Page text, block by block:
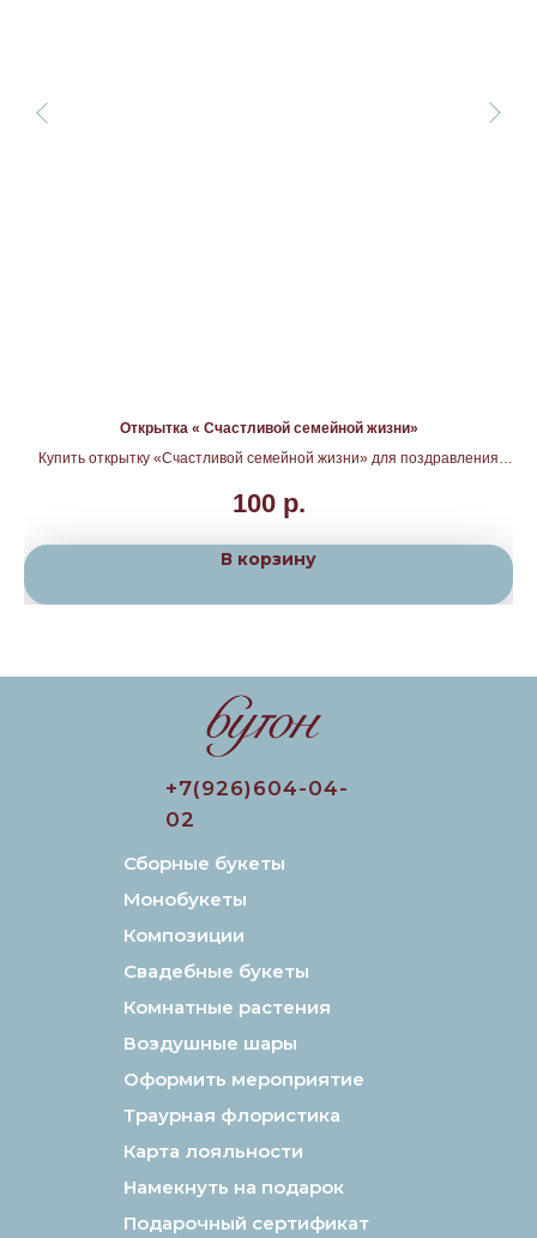
Открытка « Счастливой семейной жизни»
Купить открытку «Счастливой семейной жизни» для поздравления
Москве и Подмосковью от «Бутон».
100 р.
В корзину
Свадебные букеты
Композиции
Монобукеты
Сборные букеты
Комнатные растения
Воздушные шары
Траурная флористика
Оформить мероприятие
Подарочный сертификат
Намекнуть на подарок
Карта лояльности
+7(926)604-04-
02